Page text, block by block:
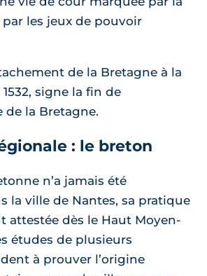
par les jeux de pouvoir
de la Bretagne à la
signe la fin de
de la Bretagne.
: le breton
n’a jamais été
la ville de Nantes, sa pratique
attestée dès le Haut Moyen-
études de plusieurs
à prouver l’origine